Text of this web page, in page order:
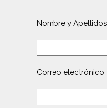
Nombre y Apellidos
Correo electrónico